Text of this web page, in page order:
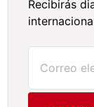
Recibirás